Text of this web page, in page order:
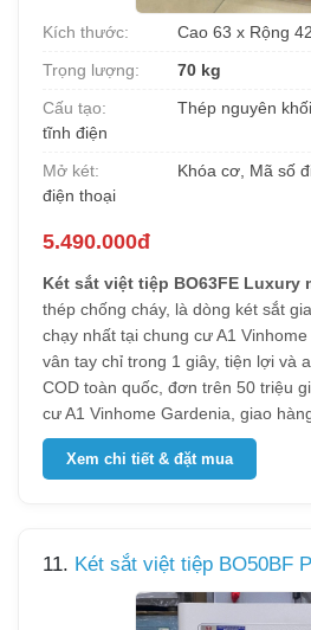
Kích thước:
Cao 63 x Rộng
Trọng lượng:
70 kg
Cấu tạo:
Thép nguyên
tĩnh điện
Mở két:
Khóa cơ, Mã số
điện thoại
5.490.000đ
Két sắt việt tiệp BO63FE Luxury
thép chống cháy, là dòng két sắt
chạy nhất tại chung cư A1
vân tay chỉ trong 1 giây, tiện lợi và
COD toàn quốc, đơn trên 50 triệu
cư A1 Vinhome Gardenia, giao
Xem chi tiết & đặt mua
11. Két sắt việt tiệp BO50BF